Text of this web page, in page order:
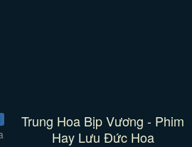
Trung Hoa Bịp Vương - Phim
Hay Lưu Đức Hoa